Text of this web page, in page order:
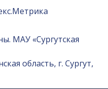
МАУ «Сургутская
область, г. Сургут,